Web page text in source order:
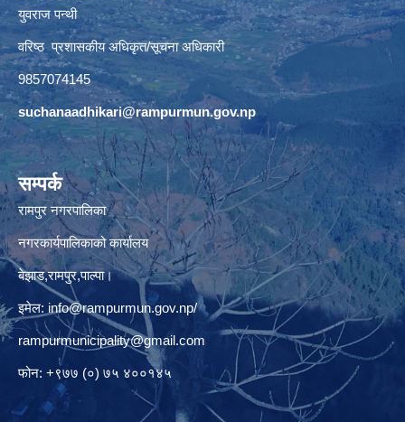
युवराज पन्थी
वरिष्ठ प्रशासकीय अधिकृत/सूचना अधिकारी
9857074145
suchanaadhikari@rampurmun.gov.np
सम्पर्क
रामपुर नगरपालिका
नगरकार्यपालिकाको कार्यालय
बेझाड,रामपुर,पाल्पा।
इमेल: info@rampurmun.gov.np/
rampurmunicipality@gmail.com
फोन: +९७७ (०) ७५ ४००१४५